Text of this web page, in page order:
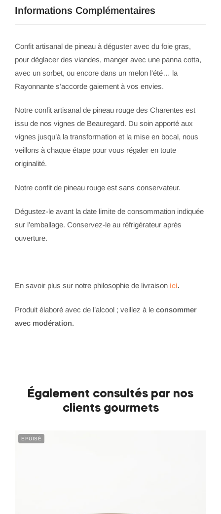
Informations Complémentaires
Confit artisanal de pineau à déguster avec du foie gras,
pour déglacer des viandes, manger avec une panna cotta,
avec un sorbet, ou encore dans un melon l’été… la
Rayonnante s’accorde gaiement à vos envies.
Notre confit artisanal de pineau rouge des Charentes est
issu de nos vignes de Beauregard. Du soin apporté aux
vignes jusqu’à la transformation et la mise en bocal, nous
veillons à chaque étape pour vous régaler en toute
originalité.
Notre confit de pineau rouge est sans conservateur.
Dégustez-le avant la date limite de consommation indiquée
sur l’emballage. Conservez-le au réfrigérateur après
ouverture.
En savoir plus sur notre philosophie de livraison ici.
Produit élaboré avec de l’alcool ; veillez à le consommer
avec modération.
Également consultés par nos
clients gourmets
EPUISÉ